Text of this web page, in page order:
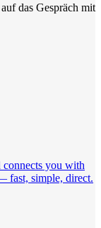
das Gespräch mit
connects you with
fast, simple, direct.